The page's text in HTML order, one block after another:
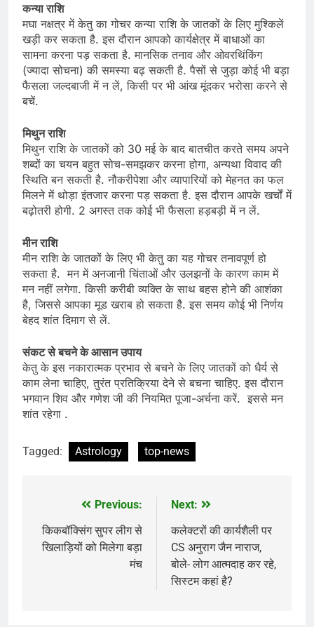
कन्या राशि
मघा नक्षत्र में केतु का गोचर कन्या राशि के जातकों के लिए मुश्किलें
खड़ी कर सकता है. इस दौरान आपको कार्यक्षेत्र में बाधाओं का
सामना करना पड़ सकता है. मानसिक तनाव और ओवरथिंकिंग
(ज्यादा सोचना) की समस्या बढ़ सकती है. पैसों से जुड़ा कोई भी बड़ा
फैसला जल्दबाजी में न लें, किसी पर भी आंख मूंदकर भरोसा करने से
बचें.
मिथुन राशि
मिथुन राशि के जातकों को 30 मई के बाद बातचीत करते समय अपने
शब्दों का चयन बहुत सोच-समझकर करना होगा, अन्यथा विवाद की
स्थिति बन सकती है. नौकरीपेशा और व्यापारियों को मेहनत का फल
मिलने में थोड़ा इंतजार करना पड़ सकता है. इस दौरान आपके खर्चों में
बढ़ोतरी होगी. 2 अगस्त तक कोई भी फैसला हड़बड़ी में न लें.
मीन राशि
मीन राशि के जातकों के लिए भी केतु का यह गोचर तनावपूर्ण हो
सकता है. मन में अनजानी चिंताओं और उलझनों के कारण काम में
मन नहीं लगेगा. किसी करीबी व्यक्ति के साथ बहस होने की आशंका
है, जिससे आपका मूड खराब हो सकता है. इस समय कोई भी निर्णय
बेहद शांत दिमाग से लें.
संकट से बचने के आसान उपाय
केतु के इस नकारात्मक प्रभाव से बचने के लिए जातकों को धैर्य से
काम लेना चाहिए, तुरंत प्रतिक्रिया देने से बचना चाहिए. इस दौरान
भगवान शिव और गणेश जी की नियमित पूजा-अर्चना करें. इससे मन
शांत रहेगा .
Tagged: Astrology top-news
navigation
Previous:
किकबॉक्सिंग सुपर लीग से
खिलाड़ियों को मिलेगा बड़ा
मंच
Next:
कलेक्टरों की कार्यशैली पर
CS अनुराग जैन नाराज,
बोले- लोग आत्मदाह कर रहे,
सिस्टम कहां है?